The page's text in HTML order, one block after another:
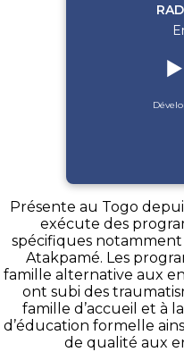
▶️
Présente au Togo
exécute des
spécifiques notamment
Atakpamé. Les
famille alternative aux
ont subi des
famille d’accueil et à
d’éducation formelle
de qualité aux